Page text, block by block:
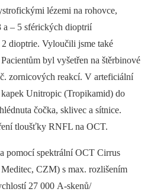
lézemi na rohovce,
a –⁠ 5 sférických dioptrií
dioptrie. Vyloučili jsme také
byl vyšetřen na štěrbinové
zornicových reakcí. V arteficiální
Unitropic (Tropikamid) do
čočka, sklivec a sítnice.
tloušťky RNFL na OCT.
pomocí spektrální OCT Cirrus
CZM) s max. rozlišením
27 000 A-skenů/